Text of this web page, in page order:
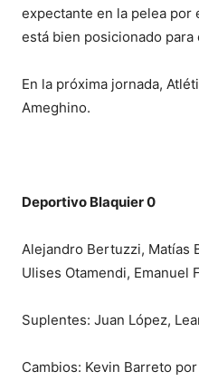
expectante en la pelea por
está bien posicionado para
En la próxima jornada,
Ameghino.
Deportivo Blaquier 0
Alejandro Bertuzzi, Matías
Ulises Otamendi, Emanuel
Suplentes: Juan López,
Cambios: Kevin Barreto